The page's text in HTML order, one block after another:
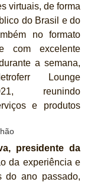
virtuais, de forma
do Brasil e do
no formato
com excelente
a semana,
Lounge
reunindo
e produtos
presidente da
da experiência e
do ano passado,